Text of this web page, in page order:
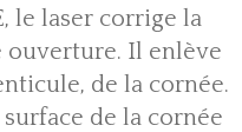
le laser corrige la
ouverture. Il enlève
de la cornée.
de la cornée